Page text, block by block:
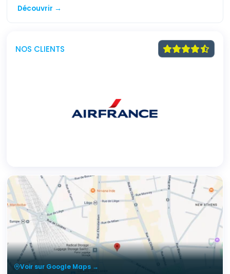
Découvrir →
NOS CLIENTS
Voir sur Google Maps →